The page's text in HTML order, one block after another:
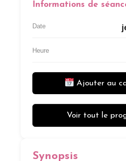
Informations de
Date
Heure
Ajouter au
Voir tout le
Synopsis